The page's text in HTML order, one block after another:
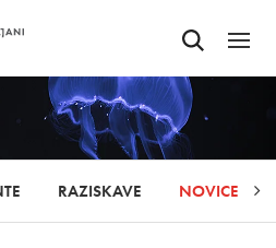
Odpri iskalnik
Odpri
RAZISKAVE NOVICE